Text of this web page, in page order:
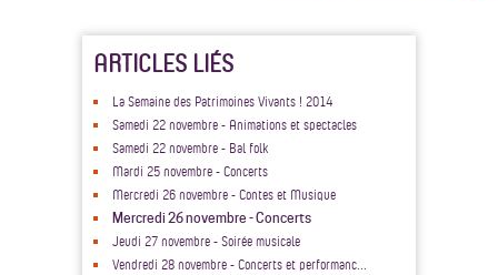
ARTICLES LIÉS
La Semaine des Patrimoines Vivants ! 2014
Samedi 22 novembre - Animations et spectacles
Samedi 22 novembre - Bal folk
Mardi 25 novembre - Concerts
Mercredi 26 novembre - Contes et Musique
Mercredi 26 novembre - Concerts
Jeudi 27 novembre - Soirée musicale
Vendredi 28 novembre - Concerts et performanc...